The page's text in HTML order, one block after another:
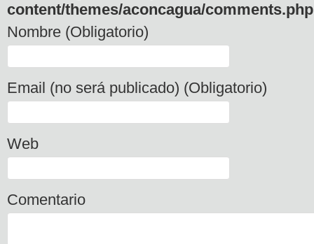
content/themes/aconcagua/comments.php
Nombre (Obligatorio)
Email (no será publicado) (Obligatorio)
Web
Comentario